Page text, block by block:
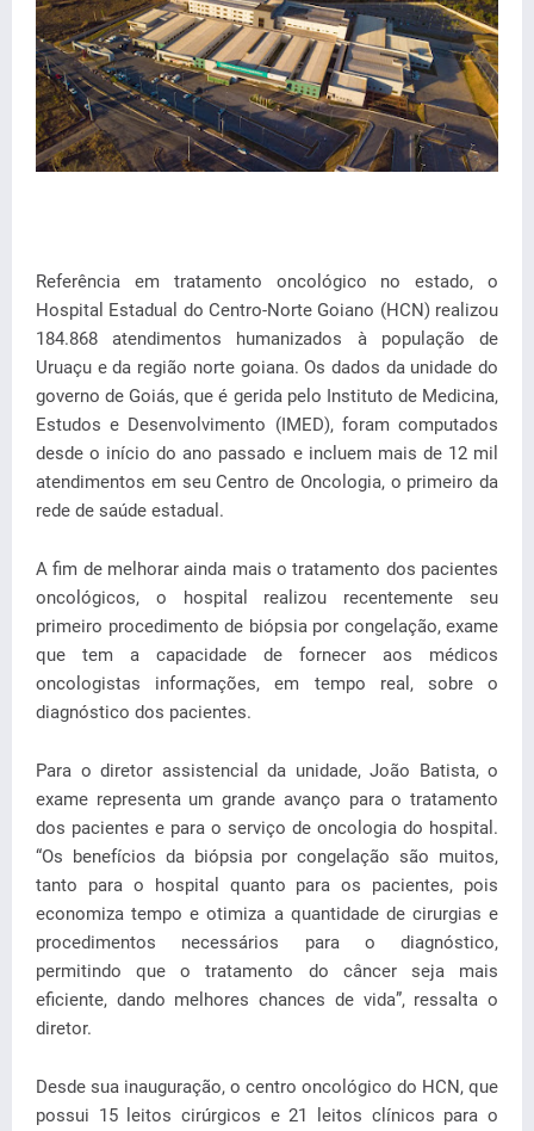
Referência em tratamento oncológico no estado, o
Hospital Estadual do Centro-Norte Goiano (HCN) realizou
184.868 atendimentos humanizados à população de
Uruaçu e da região norte goiana. Os dados da unidade do
governo de Goiás, que é gerida pelo Instituto de Medicina,
Estudos e Desenvolvimento (IMED), foram computados
desde o início do ano passado e incluem mais de 12 mil
atendimentos em seu Centro de Oncologia, o primeiro da
rede de saúde estadual.
A fim de melhorar ainda mais o tratamento dos pacientes
oncológicos, o hospital realizou recentemente seu
primeiro procedimento de biópsia por congelação, exame
que tem a capacidade de fornecer aos médicos
oncologistas informações, em tempo real, sobre o
diagnóstico dos pacientes.
Para o diretor assistencial da unidade, João Batista, o
exame representa um grande avanço para o tratamento
dos pacientes e para o serviço de oncologia do hospital.
“Os benefícios da biópsia por congelação são muitos,
tanto para o hospital quanto para os pacientes, pois
economiza tempo e otimiza a quantidade de cirurgias e
procedimentos necessários para o diagnóstico,
permitindo que o tratamento do câncer seja mais
eficiente, dando melhores chances de vida”, ressalta o
diretor.
Desde sua inauguração, o centro oncológico do HCN, que
possui 15 leitos cirúrgicos e 21 leitos clínicos para o